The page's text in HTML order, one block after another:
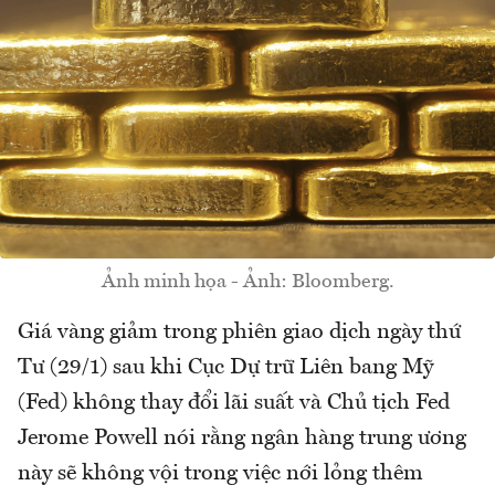
Ảnh minh họa - Ảnh: Bloomberg.
Giá vàng giảm trong phiên giao dịch ngày thứ
Tư (29/1) sau khi Cục Dự trữ Liên bang Mỹ
(Fed) không thay đổi lãi suất và Chủ tịch Fed
Jerome Powell nói rằng ngân hàng trung ương
này sẽ không vội trong việc nới lỏng thêm